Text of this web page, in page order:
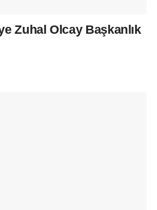
Zuhal Olcay Başkanlık